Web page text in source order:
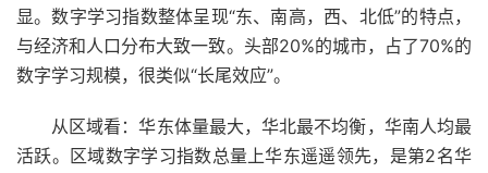
显。数字学习指数整体呈现“东、南高，西、北低”的特点，
与经济和人口分布大致一致。头部20%的城市，占了70%的
数字学习规模，很类似“长尾效应”。
从区域看：华东体量最大，华北最不均衡，华南人均最
活跃。区域数字学习指数总量上华东遥遥领先，是第2名华